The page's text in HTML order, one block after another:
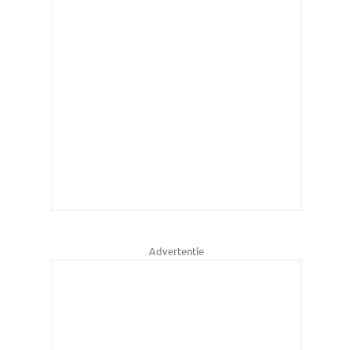
Advertentie